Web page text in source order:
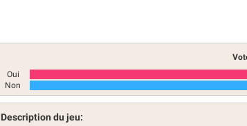
Oui
Non
Description du jeu: